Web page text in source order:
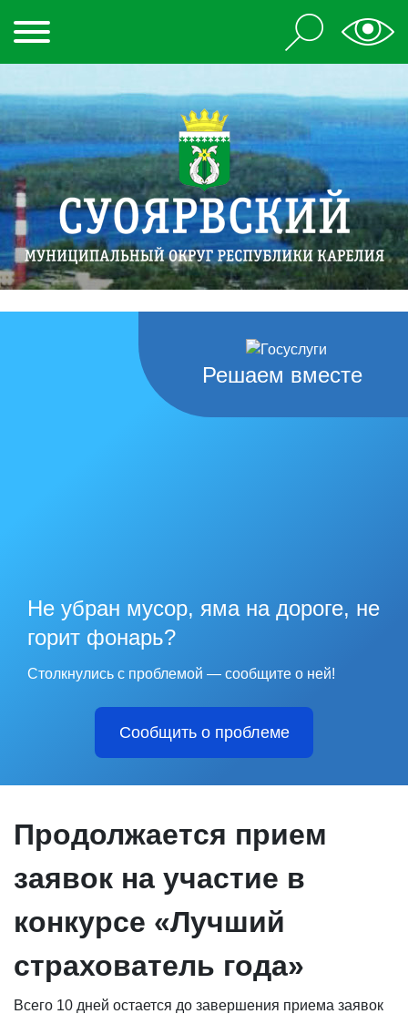
Решаем вместе
Не убран мусор, яма на дороге, не
горит фонарь?
Столкнулись с проблемой — сообщите о ней!
Сообщить о проблеме
Продолжается прием
заявок на участие в
конкурсе «Лучший
страхователь года»
Всего 10 дней остается до завершения приема заявок